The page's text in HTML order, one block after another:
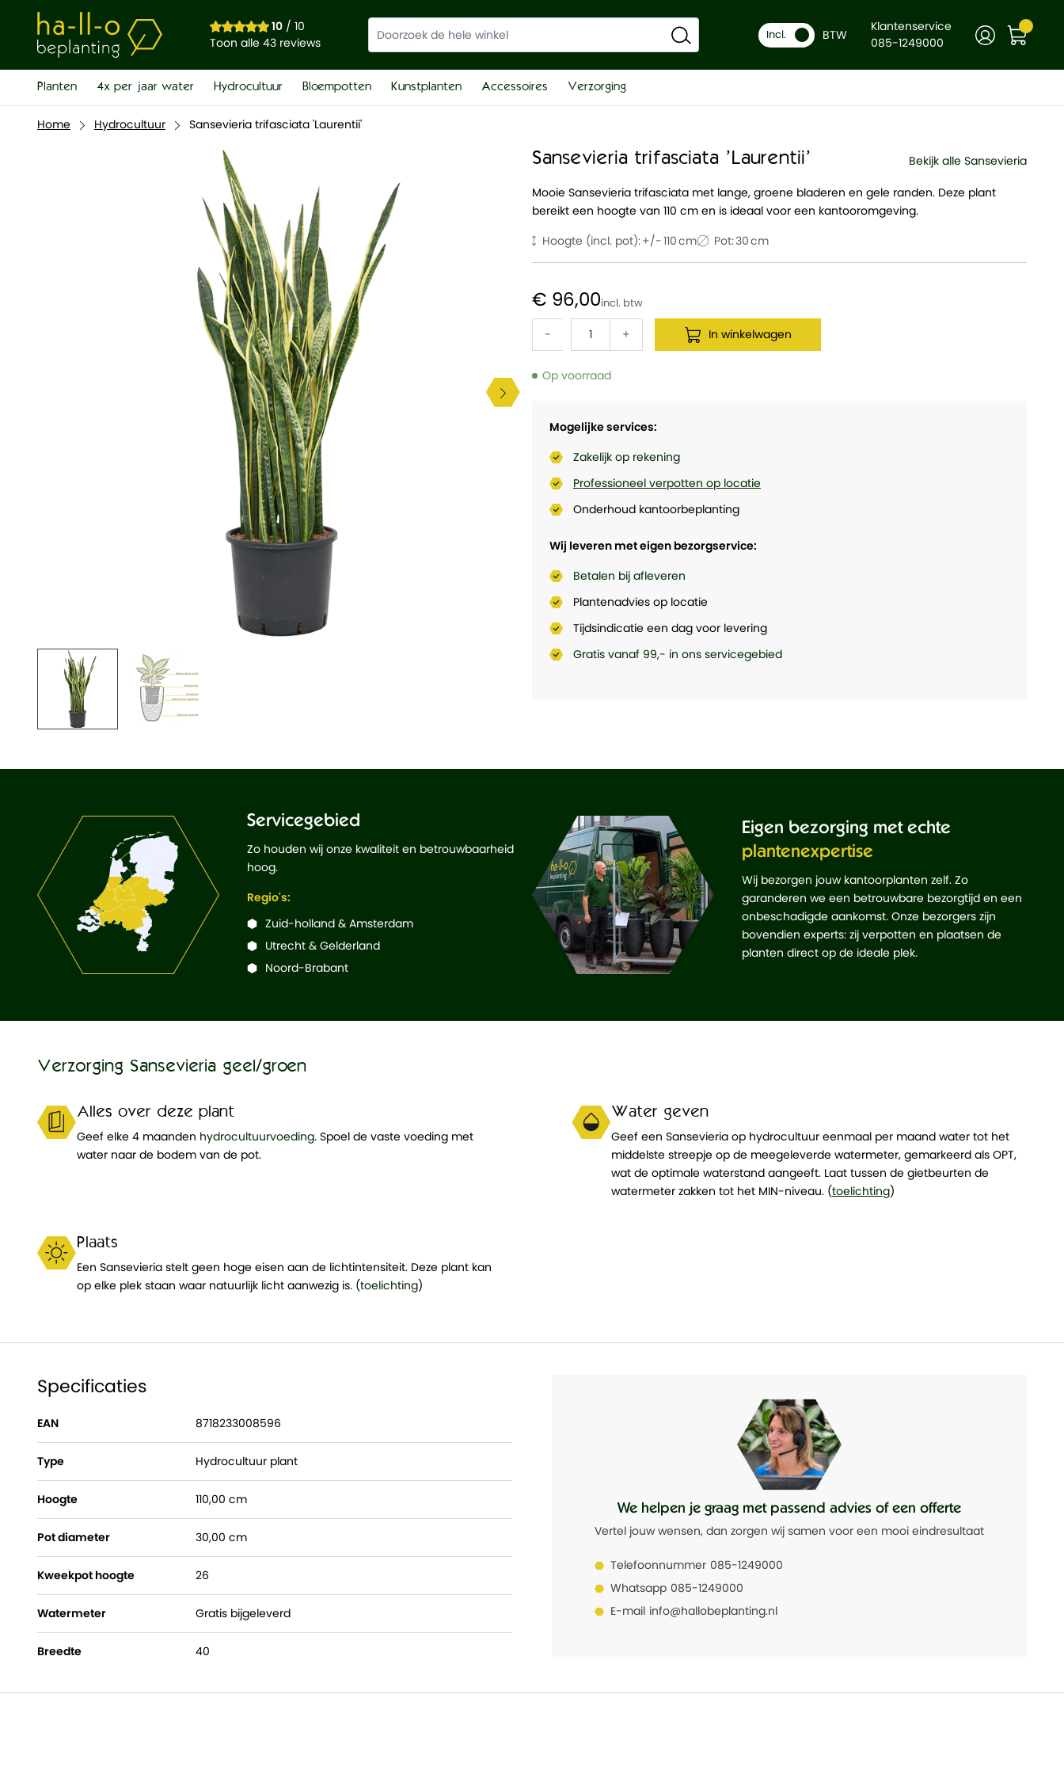
10/ 10
Toon alle 43 reviews
Incl. BTW
Klantenservice
085-1249000
Planten 4x per jaar water Hydrocultuur Bloempotten Kunstplanten Accessoires Verzorging
Home Hydrocultuur Sansevieria trifasciata 'Laurentii'
Sansevieria trifasciata 'Laurentii' Bekijk alle Sansevieria
Hoogte (incl. pot): 110 Pot:30
Mogelijke services:
Zakelijk op rekening
Professioneel verpotten op locatie
Onderhoud kantoorbeplanting
Wij leveren met eigen bezorgservice:
Betalen bij afleveren
Plantenadvies op locatie
Tijdsindicatie een dag voor levering
Gratis vanaf 99,- in ons servicegebied
Mooie Sansevieria trifasciata met lange, groene bladeren en gele randen. Deze plant
bereikt een hoogte van 110 cm en is ideaal voor een kantooromgeving.
€ 96,00
- + In winkelwagen
Op voorraad
Sansevieria trifasciata 'Laurentii'
€ 96,00 + In winkelwagen
Servicegebied
Zo houden wij onze kwaliteit en betrouwbaarheid
hoog.
Regio's:
Zuid-holland & Amsterdam
Utrecht & Gelderland
Noord-Brabant
Eigen bezorging met echte
plantenexpertise
Wij bezorgen jouw kantoorplanten zelf. Zo
garanderen we een betrouwbare bezorgtijd en een
onbeschadigde aankomst. Onze bezorgers zijn
bovendien experts: zij verpotten en plaatsen de
planten direct op de ideale plek.
Verzorging Sansevieria geel/groen
Alles over deze plant
Geef elke 4 maanden hydrocultuurvoeding. Spoel de vaste voeding met
water naar de bodem van de pot.
Water geven
Geef een Sansevieria op hydrocultuur eenmaal per maand water tot het
middelste streepje op de meegeleverde watermeter, gemarkeerd als OPT,
wat de optimale waterstand aangeeft. Laat tussen de gietbeurten de
watermeter zakken tot het MIN-niveau. (toelichting)
Plaats
Een Sansevieria stelt geen hoge eisen aan de lichtintensiteit. Deze plant kan
op elke plek staan waar natuurlijk licht aanwezig is. (toelichting)
Specificaties
EAN 8718233008596
Type Hydrocultuur plant
Hoogte 110,00 cm
Pot diameter 30,00 cm
Kweekpot hoogte 26
Watermeter Gratis bijgeleverd
Breedte 40
We helpen je graag met passend advies of een offerte
Vertel jouw wensen, dan zorgen wij samen voor een mooi eindresultaat
Telefoonnummer 085-1249000
Whatsapp 085-1249000
E-mail info@hallobeplanting.nl